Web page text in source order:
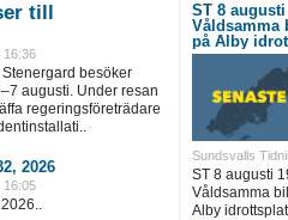
till
16:36
besöker
augusti. Under resan
regeringsföreträdare
2026
16:05
ST 8 augusti
Våldsamma
på Alby
Sundsvalls
ST 8 augusti
Våldsamma
Alby